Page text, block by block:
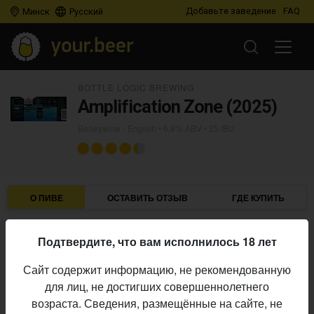
Минск Русский Добавьте заведение FAQ
Amplification Zone (2025)
О ПИВЕ ОСТАВИТЬ ОТЗЫВ ГДЕ КУПИТЬ
Пивоварня:
Алкоголь:
6,8%
Горечь:
25 IBU
Начало
Подтвердите, что вам исполнилось 18 лет
Сайт содержит информацию, не рекомендованную
для лиц, не достигших совершеннолетнего
возраста. Сведения, размещённые на сайте, не